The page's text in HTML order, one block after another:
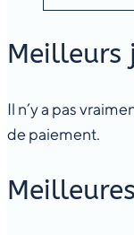
Meilleurs
Il n’y a pas
de paiement.